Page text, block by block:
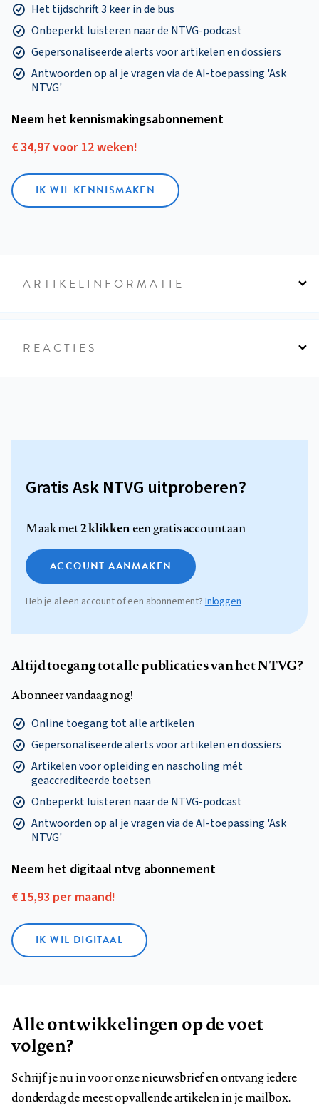
Het tijdschrift 3 keer in de bus
Onbeperkt luisteren naar de NTVG-podcast
Gepersonaliseerde alerts voor artikelen en dossiers
Antwoorden op al je vragen via de AI-toepassing 'Ask
NTVG'
Neem het kennismakings­abonnement
€ 34,97 voor 12 weken!
IK WIL KENNISMAKEN
ARTIKELINFORMATIE
REACTIES
Gratis Ask NTVG uitproberen?
Maak met2 klikkeneen gratis account aan
ACCOUNT AANMAKEN
Heb je al een account of een abonnement? Inloggen
Altijd toegang tot alle publicaties van het NTVG?
Abonneer vandaag nog!
Online toegang tot alle artikelen
Gepersonaliseerde alerts voor artikelen en dossiers
Artikelen voor opleiding en nascholing mét
geaccrediteerde toetsen
Onbeperkt luisteren naar de NTVG-podcast
Antwoorden op al je vragen via de AI-toepassing 'Ask
NTVG'
Neem het digitaal ntvg abonnement
€ 15,93 per maand!
IK WIL DIGITAAL
Alle ontwikkelingen op de voet
volgen?
Schrijf je nu in voor onze nieuwsbrief en ontvang iedere
donderdag de meest opvallende artikelen in je mailbox.